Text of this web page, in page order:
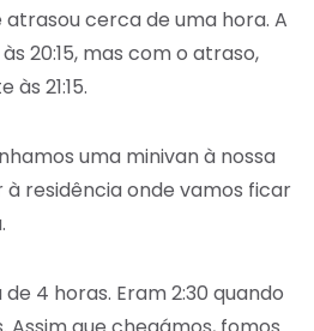
cerca de uma hora. A
20:15, mas com o atraso,
21:15.
uma minivan à nossa
residência onde vamos ficar
4 horas. Eram 2:30 quando